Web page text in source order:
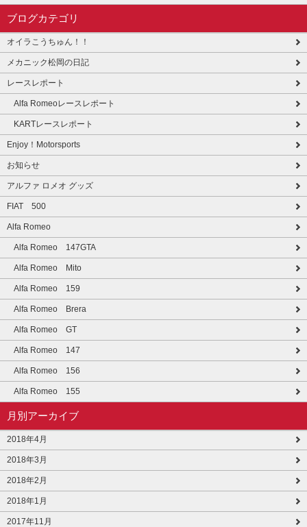
ブログカテゴリ
オイラこうちゅん！！
メカニック松岡の日記
レースレポート
Alfa Romeoレースレポート
KARTレースレポート
Enjoy！Motorsports
お知らせ
アルファ ロメオ グッズ
FIAT 500
Alfa Romeo
Alfa Romeo 147GTA
Alfa Romeo Mito
Alfa Romeo 159
Alfa Romeo Brera
Alfa Romeo GT
Alfa Romeo 147
Alfa Romeo 156
Alfa Romeo 155
月別アーカイブ
2018年4月
2018年3月
2018年2月
2018年1月
2017年11月